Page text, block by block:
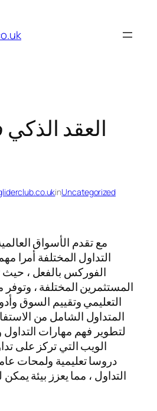
العقد
inUncategorized
مع تقدم الأسواق
التداول المختلفة أمرا
الفوركس بالفعل ، حيث
المستثمرين المختلفة ،
التعليمي وتقييم السوق
المتداول الشامل من
لتطوير فهم مهارات
الويب التي تركز على
دروسا تعليمية ولمحات
التداول ، مما يعزز بيئة يمكن